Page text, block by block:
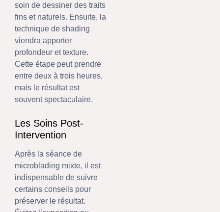
soin de dessiner des traits
fins et naturels. Ensuite, la
technique de shading
viendra apporter
profondeur et texture.
Cette étape peut prendre
entre deux à trois heures,
mais le résultat est
souvent spectaculaire.
Les Soins Post-
Intervention
Après la séance de
microblading mixte, il est
indispensable de suivre
certains conseils pour
préserver le résultat.